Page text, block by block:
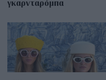
γκαρνταρόμπα